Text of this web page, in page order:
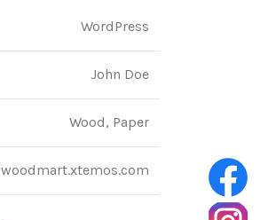
WordPress
John Doe
Wood, Paper
woodmart.xtemos.com